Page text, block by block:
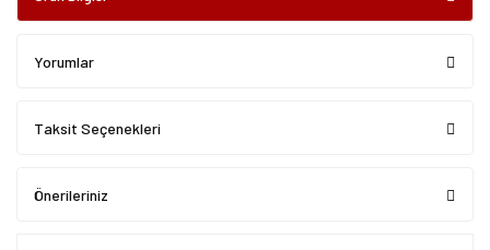
Yorumlar
Taksit Seçenekleri
Önerileriniz